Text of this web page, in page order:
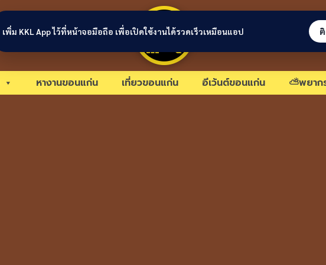
ขอนแก่นลิงก์
หางานขอนแก่น เที่ยวขอนแก่น อีเว้นต์ขอนแก่น ⛅พยา
เพิ่ม KKL App ไว้ที่หน้าจอมือถือ เพื่อเปิดใช้งานได้รวดเร็วเหมือนแอป